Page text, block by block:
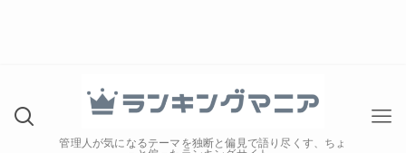
管理人が気になるテーマを独断と偏見で語り尽くす、ちょ